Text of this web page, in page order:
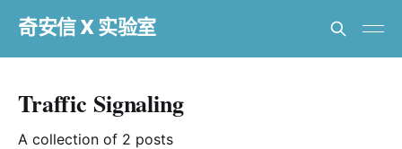
奇安信 X 实验室
Traffic Signaling
A collection of 2 posts